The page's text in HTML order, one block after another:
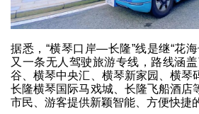
据悉，“横琴口岸—长隆”线是继“花
又一条无人驾驶旅游专线，路线涵
谷、横琴中央汇、横琴新家园、横琴
长隆横琴国际马戏城、长隆飞船酒店
市民、游客提供新颖智能、方便快捷